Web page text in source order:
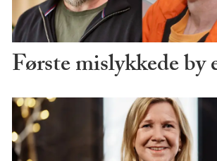
Første mislykkede by